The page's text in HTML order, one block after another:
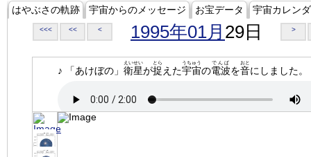
はやぶさの軌跡 宇宙からのメッセージ お宝データ 宇宙カレン
<<< << < 1995年01月 29日 >
♪ 「あけぼの」 衛星
えいせい
が捉
とら
えた宇宙
うちゅう
の電波
でんぱ
を音
おと
にしました。